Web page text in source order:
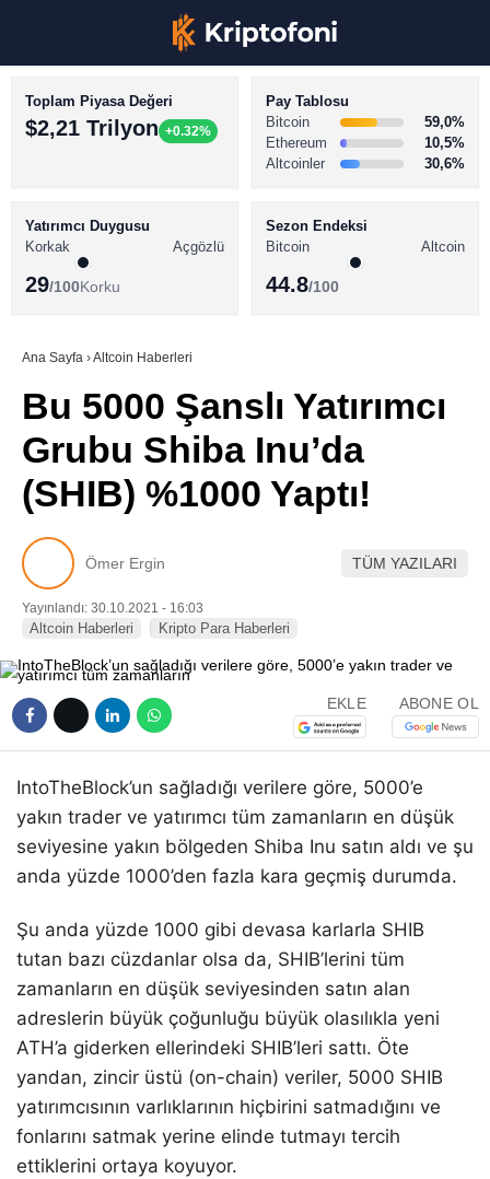
Youtube
TikTok
BİTCOİN HABERLERİ
ALTCOİN HABERLERİ
SÖZLÜK
Toplam Piyasa Değeri
$2,21 Trilyon +0.32%
Pay Tablosu
Bitcoin
59,0%
Ethereum
10,5%
Altcoinler
30,6%
Yatırımcı Duygusu
Korkak
Açgözlü
29/100Korku
Sezon Endeksi
Bitcoin
Altcoin
44.8/100
Ana Sayfa ›Altcoin Haberleri
Bu 5000 Şanslı Yatırımcı
Grubu Shiba Inu’da
(SHIB) %1000 Yaptı!
Ömer Ergin TÜM YAZILARI
Yayınlandı: 30.10.2021 - 16:03
Altcoin Haberleri Kripto Para Haberleri
EKLE ABONE OL
IntoTheBlock’un sağladığı verilere göre, 5000’e
yakın trader ve yatırımcı tüm zamanların en düşük
seviyesine yakın bölgeden Shiba Inu satın aldı ve şu
anda yüzde 1000’den fazla kara geçmiş durumda.
Şu anda yüzde 1000 gibi devasa karlarla SHIB
tutan bazı cüzdanlar olsa da, SHIB’lerini tüm
zamanların en düşük seviyesinden satın alan
adreslerin büyük çoğunluğu büyük olasılıkla yeni
ATH’a giderken ellerindeki SHIB’leri sattı. Öte
yandan, zincir üstü (on-chain) veriler, 5000 SHIB
yatırımcısının varlıklarının hiçbirini satmadığını ve
fonlarını satmak yerine elinde tutmayı tercih
ettiklerini ortaya koyuyor.